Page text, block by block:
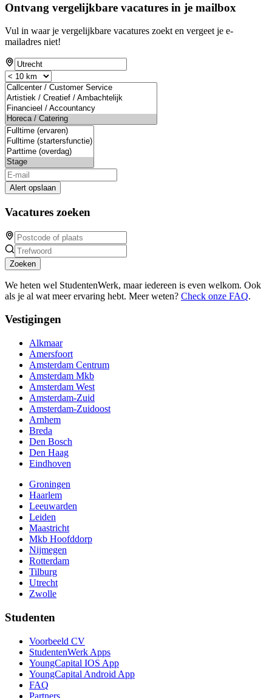
Ontvang vergelijkbare vacatures in je mailbox
Vul in waar je vergelijkbare vacatures zoekt en vergeet je e-
mailadres niet!
Alert opslaan
Vacatures zoeken
Zoeken
We heten wel StudentenWerk, maar iedereen is even welkom. Ook
als je al wat meer ervaring hebt. Meer weten? Check onze FAQ.
Vestigingen
Alkmaar
Amersfoort
Amsterdam Centrum
Amsterdam Mkb
Amsterdam West
Amsterdam-Zuid
Amsterdam-Zuidoost
Arnhem
Breda
Den Bosch
Den Haag
Eindhoven
Groningen
Haarlem
Leeuwarden
Leiden
Maastricht
Mkb Hoofddorp
Nijmegen
Rotterdam
Tilburg
Utrecht
Zwolle
Studenten
Voorbeeld CV
StudentenWerk Apps
YoungCapital IOS App
YoungCapital Android App
FAQ
Partners